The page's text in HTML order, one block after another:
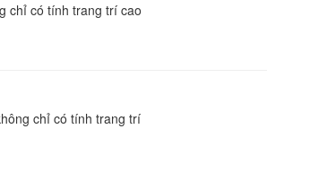
chỉ có tính trang trí cao
chỉ có tính trang trí